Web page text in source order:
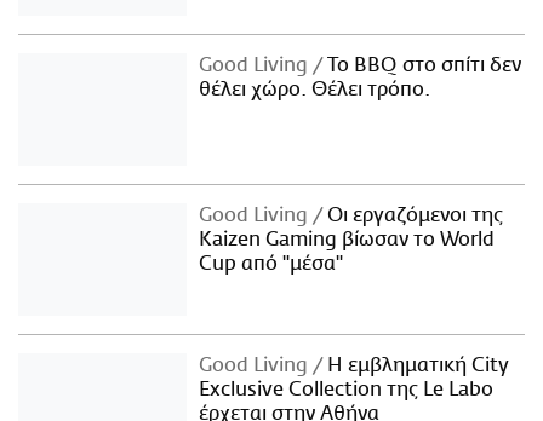
Good Living
Το BBQ στο σπίτι δεν
θέλει χώρο. Θέλει τρόπο.
Good Living
Οι εργαζόμενοι της
Kaizen Gaming βίωσαν το World
Cup από "μέσα"
Good Living
Η εμβληματική City
Exclusive Collection της Le Labo
έρχεται στην Αθήνα